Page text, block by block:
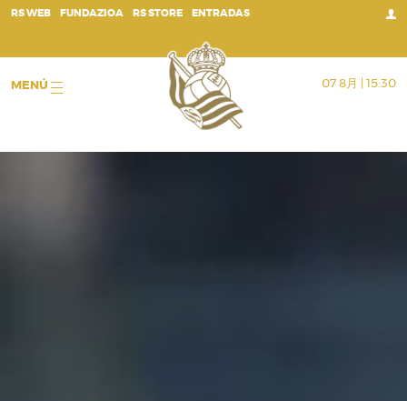
RS WEB FUNDAZIOA RS STORE ENTRADAS
MENÚ 07 8月 | 15:30